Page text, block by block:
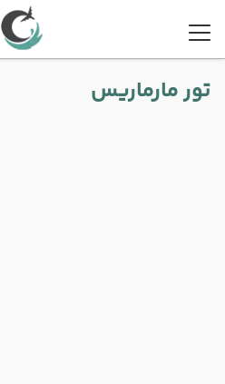
تور مارماریس